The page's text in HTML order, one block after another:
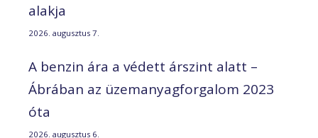
alakja
2026. augusztus 7.
A benzin ára a védett árszint alatt –
Ábrában az üzemanyagforgalom 2023
óta
2026. augusztus 6.